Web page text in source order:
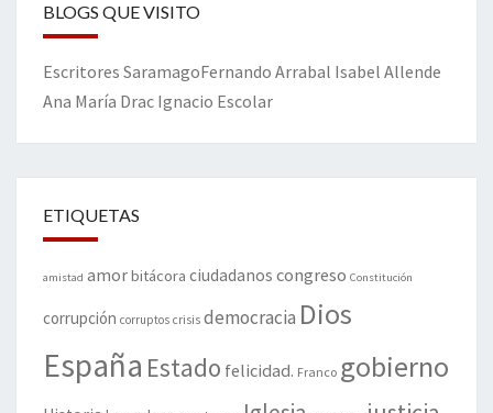
BLOGS QUE VISITO
Escritores SaramagoFernando Arrabal Isabel Allende
Ana María Drac Ignacio Escolar
ETIQUETAS
amistad amorbitácora ciudadanos congreso Constitución
corrupción corruptos crisis democracia Dios
España Estado felicidad. Franco gobierno